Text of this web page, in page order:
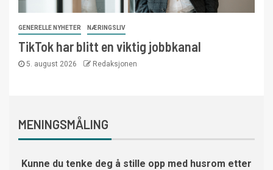
GENERELLE NYHETER NÆRINGSLIV
TikTok har blitt en viktig jobbkanal
5. august 2026 Redaksjonen
MENINGSMÅLING
Kunne du tenke deg å stille opp med husrom etter